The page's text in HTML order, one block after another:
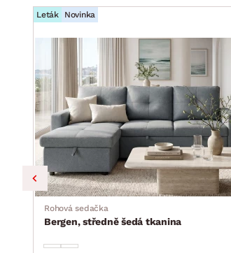
Leták Novinka
Rohová sedačka
Bergen, středně šedá tkanina